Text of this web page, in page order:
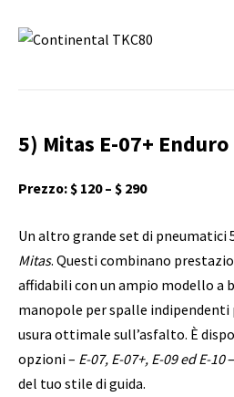
5) Mitas E-07+
Prezzo: $ 120 – $ 290
Un altro grande set di pneumatici
Mitas. Questi combinano
affidabili con un ampio modello a
manopole per spalle indipendenti
usura ottimale sull’asfalto. È
opzioni – E-07, E-07+, E-09 ed E-10
del tuo stile di guida.